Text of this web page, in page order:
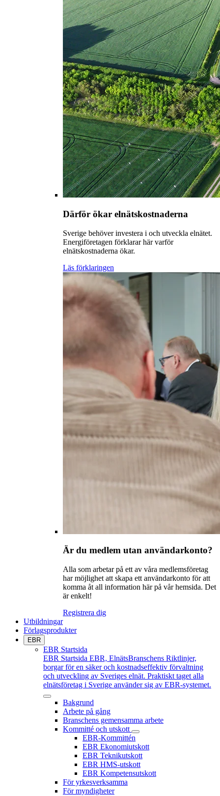
Därför ökar elnätskostnaderna
Sverige behöver investera i och utveckla elnätet.
Energiföretagen förklarar här varför
elnätskostnaderna ökar.
Läs förklaringen
Är du medlem utan användarkonto?
Alla som arbetar på ett av våra medlemsföretag
har möjlighet att skapa ett användarkonto för att
komma åt all information här på vår hemsida. Det
är enkelt!
Registrera dig
Utbildningar
Förlagsprodukter
EBR
EBR Startsida
EBR Startsida EBR, ElnätsBranschens Riktlinjer,
borgar för en säker och kostnadseffektiv förvaltning
och utveckling av Sveriges elnät. Praktiskt taget alla
elnätsföretag i Sverige använder sig av EBR-systemet.
Bakgrund
Arbete på gång
Branschens gemensamma arbete
Kommitté och utskott
EBR-Kommittén
EBR Ekonomiutskott
EBR Teknikutskott
EBR HMS-utskott
EBR Kompetensutskott
För yrkesverksamma
För myndigheter